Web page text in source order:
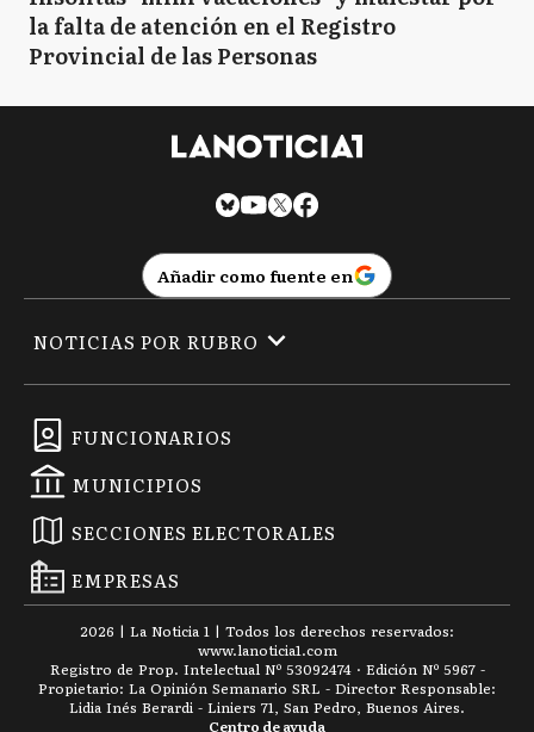
la falta de atención en el Registro
Provincial de las Personas
Añadir como fuente en
FUNCIONARIOS
MUNICIPIOS
SECCIONES ELECTORALES
EMPRESAS
NOTICIAS POR RUBRO
2026 | La Noticia 1 | Todos los derechos reservados:
www.lanoticia1.com
Registro de Prop. Intelectual Nº 53092474 · Edición Nº 5967 -
Propietario: La Opinión Semanario SRL - Director Responsable:
Lidia Inés Berardi - Liniers 71, San Pedro, Buenos Aires.
Centro de ayuda